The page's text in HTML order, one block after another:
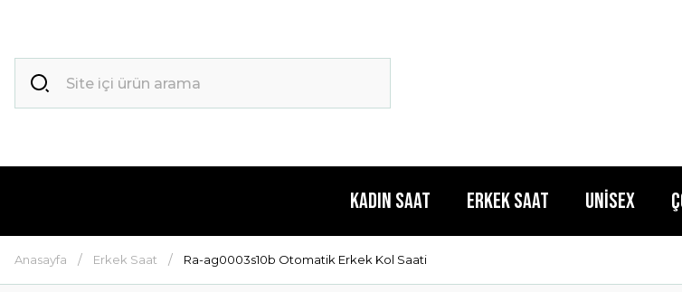
Kadın Saat Erkek Saat Unisex
Anasayfa Erkek Saat Ra-ag0003s10b Otomatik Erkek Kol Saati